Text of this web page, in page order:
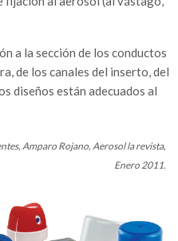
a la sección de los conductos
de los canales del inserto, del
diseños están adecuados al
Amparo Rojano, Aerosol la revista,
Enero 2011.